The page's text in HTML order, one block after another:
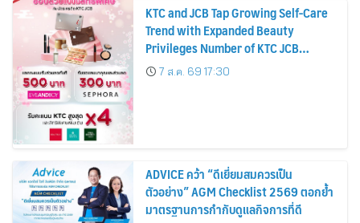
KTC and JCB Tap Growing Self-Care
Trend with Expanded Beauty
Privileges Number of KTC JCB
Cardmembers Spending on
Cosmetics Rises 26%
7 ส.ค. 69 17:30
ADVICE คว้า “ดีเยี่ยมสมควรเป็น
ตัวอย่าง” AGM Checklist 2569 ตอกย้ำ
มาตรฐานการกำกับดูแลกิจการที่ดี